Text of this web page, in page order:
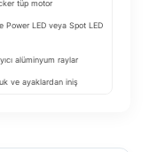
tüp motor
Power LED veya Spot LED
alüminyum raylar
ve ayaklardan iniş